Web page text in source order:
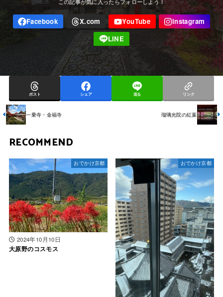
ポスト シェア 送る リンク
一乗寺・金福寺 瑠璃光院の紅葉
RECOMMEND
おでかけ京都
2024年10月10日
大原野のコスモス
おでかけ京都